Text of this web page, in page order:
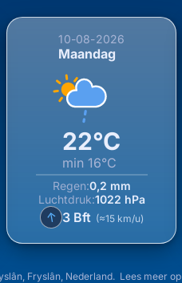
10-08-2026
Maandag
22°C
min16°C
Regen:0,2 mm
Luchtdruk:1022 hPa
↑ 3 Bft (≈15 km/u)
Fryslân, Nederland. Lees meer op